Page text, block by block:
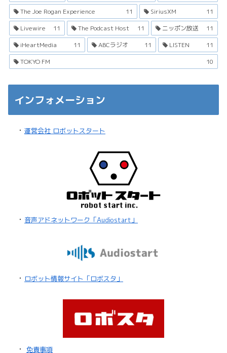
The Joe Rogan Experience
11 SiriusXM
11
Livewire
11 The Podcast Host 11 ニッポン放送
11
iHeartMedia
11 ABCラジオ 11 LISTEN
11
TOKYO FM
10
インフォメーション
・ 運営会社 ロボットスタート
・ 音声アドネットワーク「Audiostart」
・ ロボット情報サイト「ロボスタ」
・ 免責事項